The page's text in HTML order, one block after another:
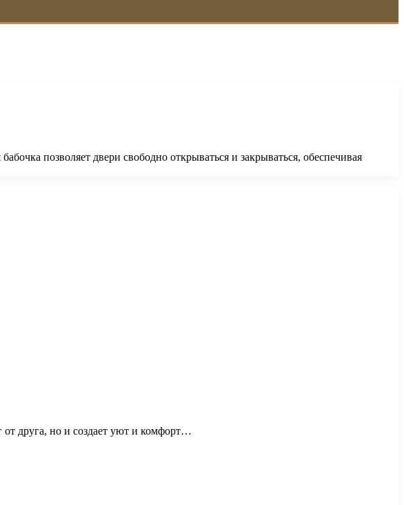
позволяет двери свободно открываться и закрываться, обеспечивая
от друга, но и создает уют и комфорт…